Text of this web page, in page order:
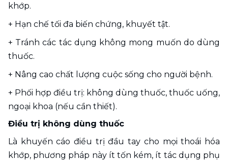
khớp.
+ Hạn chế tối đa biến chứng, khuyết tật.
+ Tránh các tác dụng không mong muốn do dùng
thuốc.
+ Nâng cao chất lượng cuộc sống cho người bệnh.
+ Phối hợp điều trị: không dùng thuốc, thuốc uống,
ngoại khoa (nếu cần thiết).
Điều trị không dùng thuốc
Là khuyến cáo điều trị đầu tay cho mọi thoái hóa
khớp, phương pháp này ít tốn kém, ít tác dụng phụ